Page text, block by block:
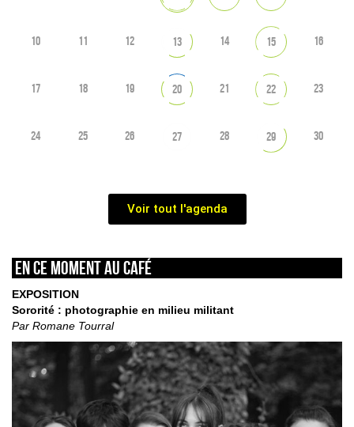
10 11 12 13 14 15 16
17 18 19 20 21 22 23
24 25 26 27 28 29 30
Voir tout l'agenda
En ce moment au café
EXPOSITION
Sororité : photographie en milieu militant
Par Romane Tourral